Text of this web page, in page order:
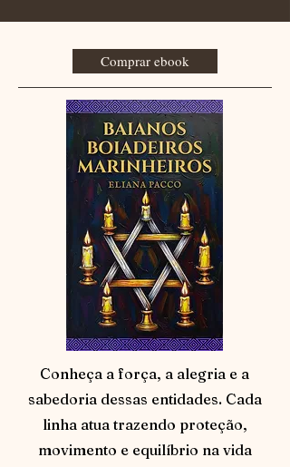
Comprar ebook
Conheça a força, a alegria e a
sabedoria dessas entidades. Cada
linha atua trazendo proteção,
movimento e equilíbrio na vida